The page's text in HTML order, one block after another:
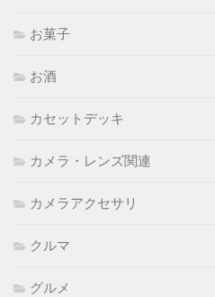
お菓子
お酒
カセットデッキ
カメラ・レンズ関連
カメラアクセサリ
クルマ
グルメ